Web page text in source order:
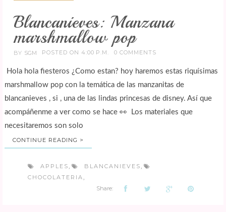
Blancanieves: Manzana
marshmallow pop
BY SGM POSTED ON 4:00 P.M. 0 COMMENTS
Hola hola fiesteros ¿Como estan? hoy haremos estas riquísimas
marshmallow pop con la temática de las manzanitas de
blancanieves , si , una de las lindas princesas de disney. Así que
acompáñenme a ver como se hace 👀 Los materiales que
necesitaremos son solo
CONTINUE READING >
APPLES BLANCANIEVES
CHOCOLATERIA
Share: